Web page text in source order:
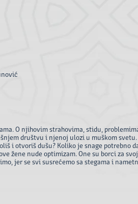
O njihovim strahovima, stidu,
društvu i njenoj ulozi u muškom
i otvoriš dušu? Koliko je snage potrebno
žene nude optimizam. One su borci za
jer se svi susrećemo sa stegama i